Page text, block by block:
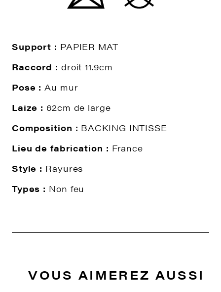
Support : PAPIER MAT
Raccord : droit 11.9cm
Pose : Au mur
Laize : 62cm de large
Composition : BACKING INTISSE
Lieu de fabrication : France
Style : Rayures
Types : Non feu
VOUS AIMEREZ AUSSI